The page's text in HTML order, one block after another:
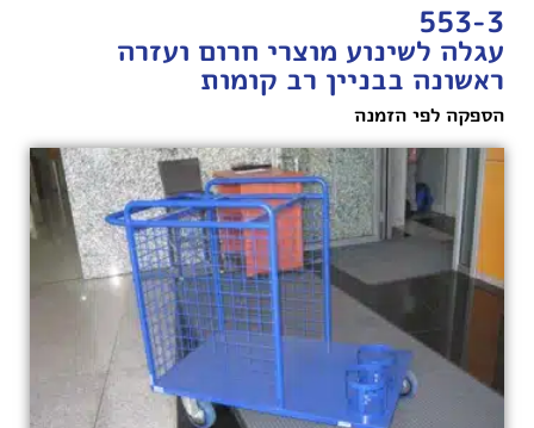
553-3
עגלה לשינוע מוצרי חרום ועזרה
ראשונה בבניין רב קומות
הספקה לפי הזמנה